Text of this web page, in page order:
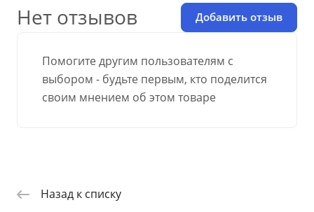
Помогите другим пользователям с
выбором - будьте первым, кто поделится
своим мнением об этом товаре
Нет отзывов Добавить отзыв
Назад к списку